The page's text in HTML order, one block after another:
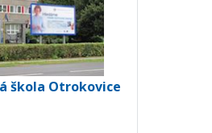
škola Otrokovice